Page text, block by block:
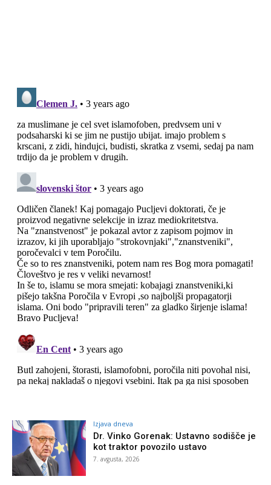
Izjava dneva
Dr. Vinko Gorenak: Ustavno sodišče je
kot traktor povozilo ustavo
7. avgusta, 2026